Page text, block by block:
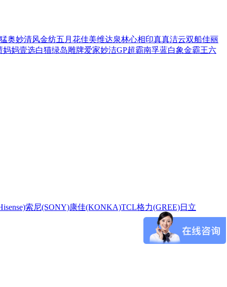
奥妙清风金纺五月花佳美维达泉林心相印真真洁云双船佳丽
妈妈壹选白猫绿岛雕牌爱家妙洁GP超霸南孚蓝白象金霸王六
索尼(SONY)康佳(KONKA)TCL格力(GREE)日立